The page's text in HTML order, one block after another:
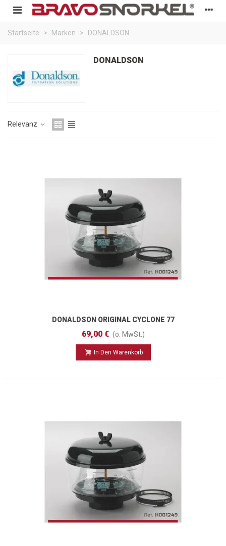
Startseite > Marken > DONALDSON
DONALDSON
Relevanz
DONALDSON ORIGINAL CYCLONE 77
Mm
69,00 € (o. MwSt.)
In Den Warenkorb